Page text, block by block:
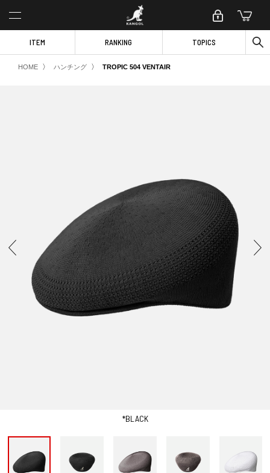
ITEM RANKING TOPICS
HOME 〉 ハンチング 〉 TROPIC 504 VENTAIR
*BLACK